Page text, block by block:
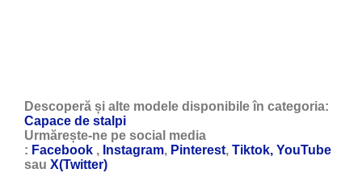
Descoperă și alte modele disponibile în categoria:
Capace de stalpi
Urmărește-ne pe social media
: Facebook , Instagram, Pinterest, Tiktok, YouTube
sau X(Twitter)